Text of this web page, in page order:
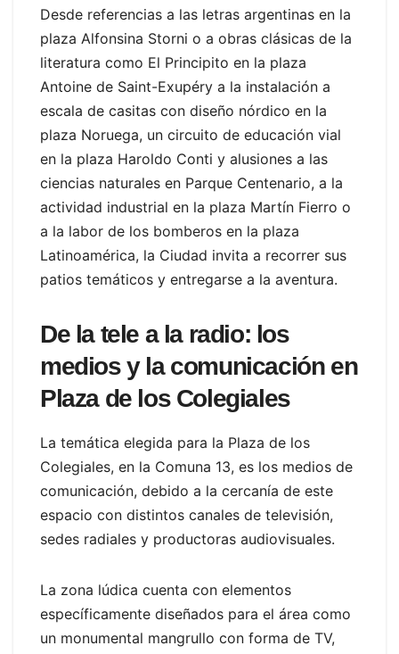
Desde referencias a las letras argentinas en la
plaza Alfonsina Storni o a obras clásicas de la
literatura como El Principito en la plaza
Antoine de Saint-Exupéry a la instalación a
escala de casitas con diseño nórdico en la
plaza Noruega, un circuito de educación vial
en la plaza Haroldo Conti y alusiones a las
ciencias naturales en Parque Centenario, a la
actividad industrial en la plaza Martín Fierro o
a la labor de los bomberos en la plaza
Latinoamérica, la Ciudad invita a recorrer sus
patios temáticos y entregarse a la aventura.
De la tele a la radio: los
medios y la comunicación en
Plaza de los Colegiales
La temática elegida para la Plaza de los
Colegiales, en la Comuna 13, es los medios de
comunicación, debido a la cercanía de este
espacio con distintos canales de televisión,
sedes radiales y productoras audiovisuales.
La zona lúdica cuenta con elementos
específicamente diseñados para el área como
un monumental mangrullo con forma de TV,